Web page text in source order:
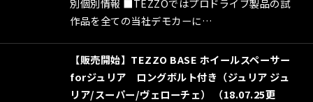
別個別情報 ■TEZZOではプロドライブ製品の試
作品を全ての当社デモカーに…
【販売開始】TEZZO BASE ホイールスペーサー
forジュリア ロングボルト付き（ジュリア ジュ
リア/スーパー/ヴェローチェ） （18.07.25更